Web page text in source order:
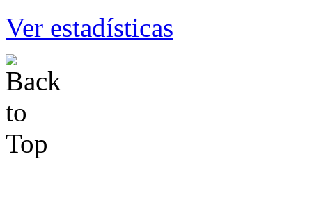
Ver estadísticas